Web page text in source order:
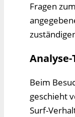
Fragen
Beim
geschieht
Surf-